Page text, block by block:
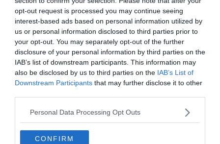
opt-out request is processed you may continue seeing
interest-based ads based on personal information utilized by
us or personal information disclosed to third parties prior to
your opt-out. You may separately opt-out of the further
disclosure of your personal information by third parties on the
IAB’s list of downstream participants. This information may
also be disclosed by us to third parties on the IAB’s List of
Downstream Participants that may further disclose it to other
Personal Data Processing Opt Outs
CONFIRM
Hirdetés